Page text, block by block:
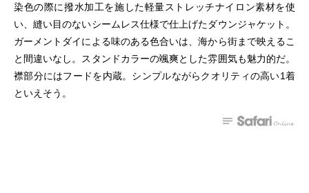
染色の際に撥水加工を施した軽量ストレッチナイロン素材を使
い、縫い目のないシームレス仕様で仕上げたダウンジャケット。
ガーメントダイによる味のある色合いは、海から街まで映えるこ
と間違いなし。スタンドカラーの颯爽とした雰囲気も魅力的だ。
襟部分にはフードを内蔵。シンプルながらクオリティの高い1着
といえそう。